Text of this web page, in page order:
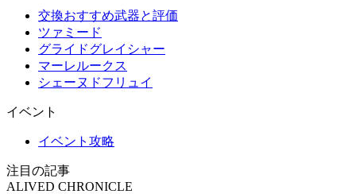
交換おすすめ武器と評価
ツァミード
グライドグレイシャー
マーレルークス
シェーヌドフリュイ
イベント
イベント攻略
注目の記事
ALIVED CHRONICLE